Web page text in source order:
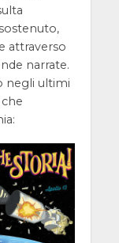
attraverso
narrate.
negli ultimi